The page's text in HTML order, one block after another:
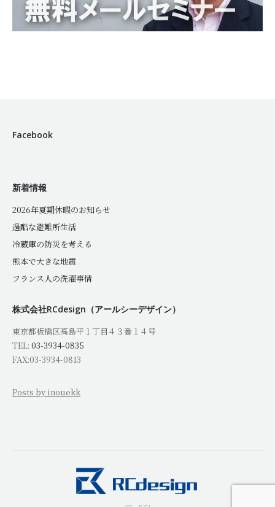
Facebook
新着情報
2026年夏期休暇のお知らせ
過酷な避難所生活
冷蔵庫の防災を考える
熊本で大きな地震
フランス人の洗濯事情
株式会社RCdesign（アールシーデザイン）
東京都板橋区高島平１丁目４３番１４号
TEL: 03-3934-0835
FAX:03-3934-0813
Posts by inouekk